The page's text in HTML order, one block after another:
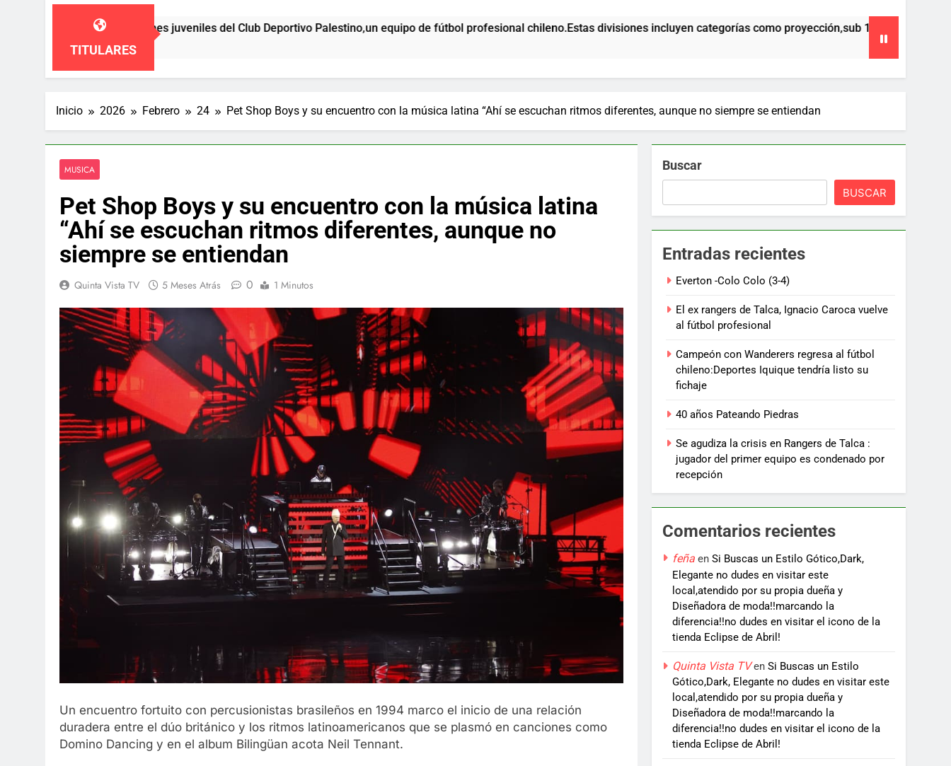
Campeón con Wanderers regresa al fútbol chileno:Deportes Iquique tendría listo su fichaje
TITULARES
a las diviciones juveniles del Club Deportivo Palestino,un equipo de fútbol profesional chileno.Estas divisiones incluyen categorías como proyección,sub 17,sub 16 y sub 15 ,que
Inicio 2026 Febrero 24 Pet Shop Boys y su encuentro con la música latina “Ahí se escuchan ritmos diferentes, aunque no siempre se entiendan
MUSICA
Pet Shop Boys y su encuentro con la música latina
“Ahí se escuchan ritmos diferentes, aunque no
siempre se entiendan
Quinta Vista TV 5 Meses Atrás 0 1 Minutos
Un encuentro fortuito con percusionistas brasileños en 1994 marco el inicio de una relación
duradera entre el dúo británico y los ritmos latinoamericanos que se plasmó en canciones como
Domino Dancing y en el album Bilingüan acota Neil Tennant.
Buscar
BUSCAR
Entradas recientes
Everton -Colo Colo (3-4)
El ex rangers de Talca, Ignacio Caroca vuelve
al fútbol profesional
Campeón con Wanderers regresa al fútbol
chileno:Deportes Iquique tendría listo su
fichaje
40 años Pateando Piedras
Se agudiza la crisis en Rangers de Talca :
jugador del primer equipo es condenado por
recepción
Comentarios recientes
feña enSi Buscas un Estilo Gótico,Dark,
Elegante no dudes en visitar este
local,atendido por su propia dueña y
Diseñadora de moda!!marcando la
diferencia!!no dudes en visitar el icono de la
tienda Eclipse de Abril!
Quinta Vista TVenSi Buscas un Estilo
Gótico,Dark, Elegante no dudes en visitar este
local,atendido por su propia dueña y
Diseñadora de moda!!marcando la
diferencia!!no dudes en visitar el icono de la
tienda Eclipse de Abril!